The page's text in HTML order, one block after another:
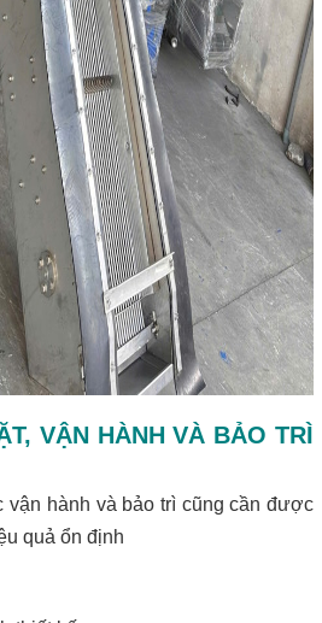
VẬN HÀNH VÀ BẢO TRÌ
vận hành và bảo trì cũng cần được
quả ổn định